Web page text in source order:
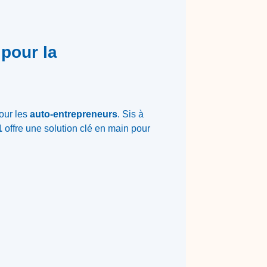
la
les auto-entrepreneurs. Sis à
offre une solution clé en main pour